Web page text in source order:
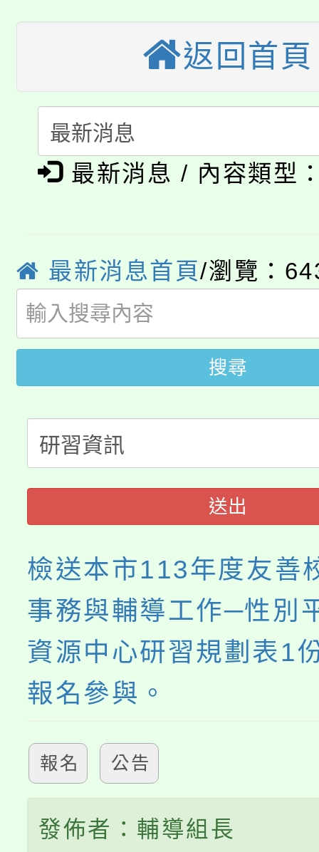
車」活動
桃園市115學年度學生
生本土語及新住民語歌
公告本校115學年度第
代理(課)教師甄選結果(
公告本校115學年度第
代理(課)教師甄選結果(
轉知中國文化大學推廣
《TA101》溝通分析基
系所師生報名參加。
淨零綠生活教案入校路
學籍身 分審查程序及
版
淨零綠領人才培育課程
公告本校115學年度第
代理(課)教師甄選結果(
「2026金融保險知識
桃園市115學年度學生
生本土語及新住民語歌
代理(課)教師甄選結果(
公告本校115學年度第
代理(課)教師甄選結果(
《TA101》溝通分析基
程，歡迎學生輔導中心
心理、諮商輔導、社會
系所師生報名參加。
返回首頁
最新消息 / 內容類型
最新消息首頁/瀏覽：
搜尋
送出
檢送本市113年度友善
事務與輔導工作─性別
資源中心研習規劃表1
報名參與。
報名 公告
發佈者：輔導組長